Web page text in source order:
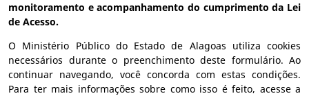
monitoramento e acompanhamento do cumprimento da Lei
de Acesso.
O Ministério Público do Estado de Alagoas utiliza cookies
necessários durante o preenchimento deste formulário. Ao
continuar navegando, você concorda com estas condições.
Para ter mais informações sobre como isso é feito, acesse a